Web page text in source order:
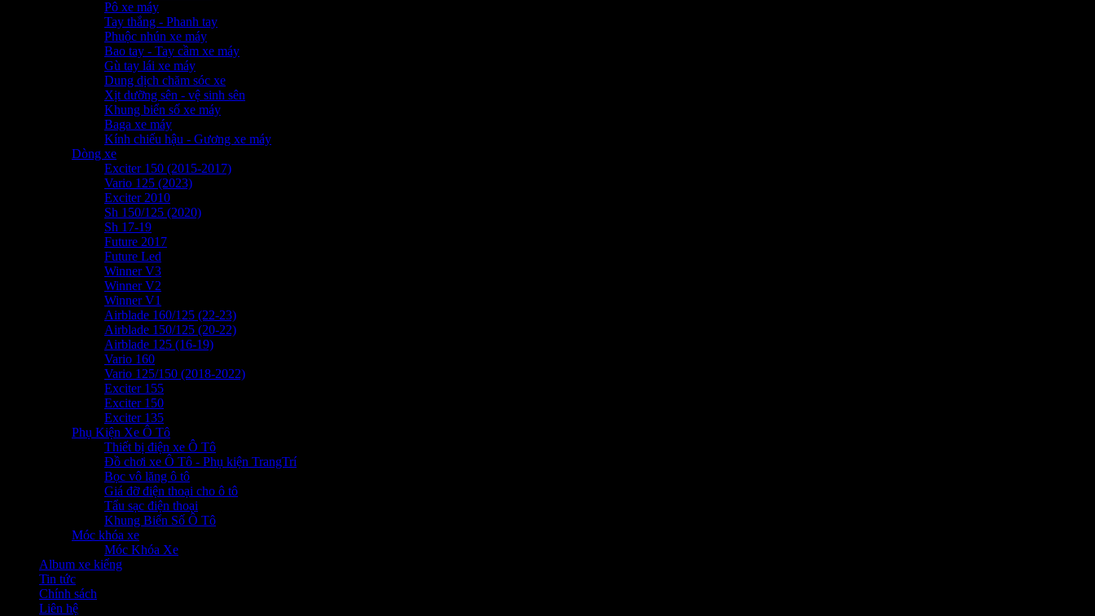
Pô xe máy
Tay thắng - Phanh tay
Phuộc nhún xe máy
Bao tay - Tay cầm xe máy
Gù tay lái xe máy
Dung dịch chăm sóc xe
Xịt dưỡng sên - vệ sinh sên
Khung biển số xe máy
Baga xe máy
Kính chiếu hậu - Gương xe máy
Dòng xe
Exciter 150 (2015-2017)
Vario 125 (2023)
Exciter 2010
Sh 150/125 (2020)
Sh 17-19
Future 2017
Future Led
Winner V3
Winner V2
Winner V1
Airblade 160/125 (22-23)
Airblade 150/125 (20-22)
Airblade 125 (16-19)
Vario 160
Vario 125/150 (2018-2022)
Exciter 155
Exciter 150
Exciter 135
Phụ Kiện Xe Ô Tô
Thiết bị điện xe Ô Tô
Đồ chơi xe Ô Tô - Phụ kiện TrangTrí
Bọc vô lăng ô tô
Giá đỡ điện thoại cho ô tô
Tẩu sạc điện thoại
Khung Biển Số Ô Tô
Móc khóa xe
Móc Khóa Xe
Album xe kiểng
Tin tức
Chính sách
Liên hệ